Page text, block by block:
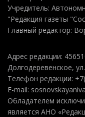
Учредитель:
"Редакция газеты
Главный редактор:
Адрес редакции:
Долгодеревенское,
Телефон редакции:
E-mail:
Обладателем
является АНО